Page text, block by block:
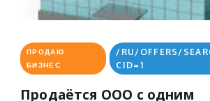
ПРОДАЮ
БИЗНЕС
/RU/OFFERS/
CID=1
Продаётся ООО с одним